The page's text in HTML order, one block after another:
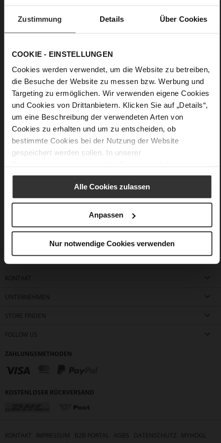
Zustimmung Details Über Cookies
COOKIE - EINSTELLUNGEN
Cookies werden verwendet, um die Website zu betreiben,
die Besuche der Website zu messen bzw. Werbung und
Targeting zu ermöglichen. Wir verwenden eigene Cookies
und Cookies von Drittanbietern. Klicken Sie auf „Details“,
um eine Beschreibung der verwendeten Arten von
Cookies zu erhalten und um zu entscheiden, ob
bestimmte Cookies bei der Nutzung der Website
gespeichert werden sollen. In unserer
Alle Cookies zulassen
Anpassen
Nur notwendige Cookies verwenden
Florales Tuch aus hochwertiger Seide
Obermaterial:
aufregende Akzente. Das "Karree Bloomy" ziert ein
kunstvoller Blumenprint. Nuancen von Orange bis Blau: Das
Design mit Farbverlauf und floralen Elementen fungiert als
aufregender Blickfang und harmoniert mühelos mit
femininen Sommer Styles. Gefertigt wird das Accessoire aus
reiner, hochwertiger Seide.
Details
Seide mit exklusivem Högl Bloom Print
KONTAKT
UNTERNEHMEN
STORE FINDEN
FOLLOW US
ZAHLUNGSMETHODEN
KOSTENLOSER RÜCKVERSAND
KONTAKT IMPRESSUM B2B PORTAL AGBS DATENSCHUTZ
MYHÖGL